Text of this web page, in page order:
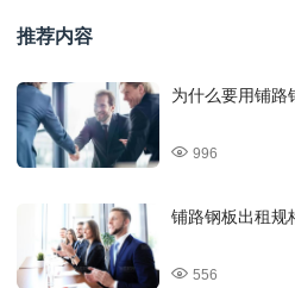
推荐内容
为什么要用铺路
996
铺路钢板出租规
556